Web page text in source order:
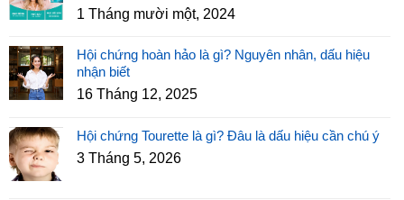
1 Tháng mười một, 2024
Hội chứng hoàn hảo là gì? Nguyên nhân, dấu hiệu
nhận biết
16 Tháng 12, 2025
Hội chứng Tourette là gì? Đâu là dấu hiệu cần chú ý
3 Tháng 5, 2026